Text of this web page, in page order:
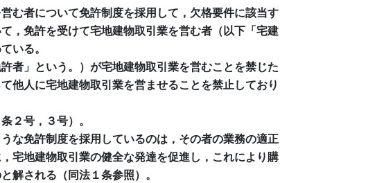
む者について免許制度を採用して，欠格要件に該当す
，免許を受けて宅地建物取引業を営む者（以下「宅建
いる。
者」という。）が宅地建物取引業を営むことを禁じた
他人に宅地建物取引業を営ませることを禁止しており
２号，３号）。
な免許制度を採用しているのは，その者の業務の適正
宅地建物取引業の健全な発達を促進し，これにより購
解される（同法１条参照）。